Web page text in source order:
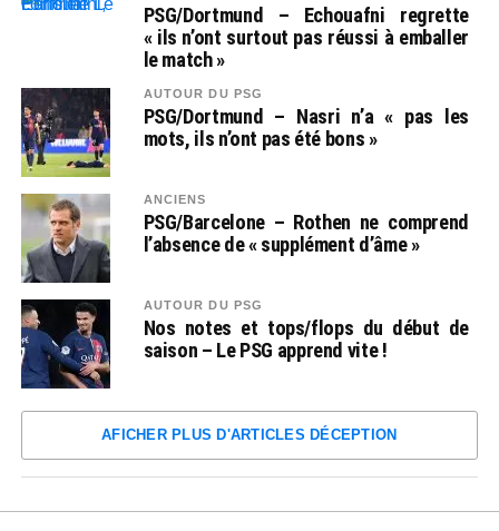
PSG/Dortmund – Echouafni regrette
« ils n’ont surtout pas réussi à emballer
le match »
AUTOUR DU PSG
PSG/Dortmund – Nasri n’a « pas les
mots, ils n’ont pas été bons »
ANCIENS
PSG/Barcelone – Rothen ne comprend
l’absence de « supplément d’âme »
AUTOUR DU PSG
Nos notes et tops/flops du début de
saison – Le PSG apprend vite !
AFICHER PLUS D'ARTICLES DÉCEPTION